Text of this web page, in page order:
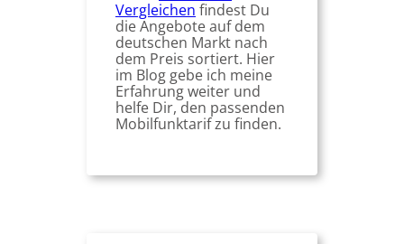
Vergleichen findest Du
die Angebote auf dem
deutschen Markt nach
dem Preis sortiert. Hier
im Blog gebe ich meine
Erfahrung weiter und
helfe Dir, den passenden
Mobilfunktarif zu finden.